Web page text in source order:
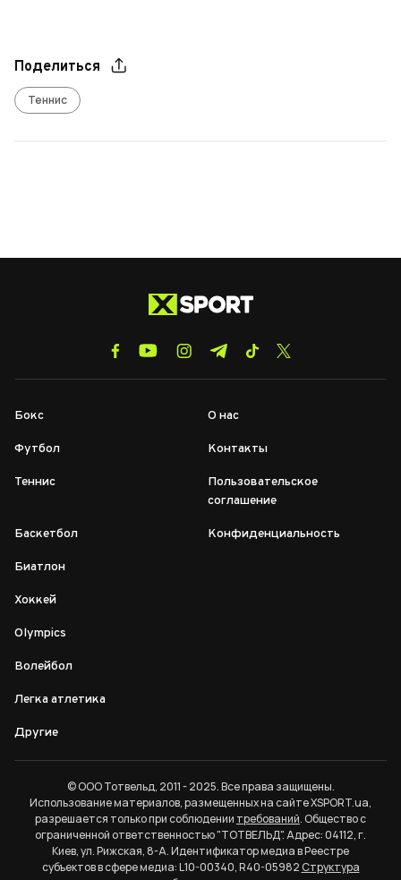
Поделиться
Теннис
Бокс
Футбол
Теннис
Баскетбол
Биатлон
Хоккей
Olympics
Волейбол
Легка атлетика
Другие
О нас
Контакты
Пользовательское
соглашение
Конфиденциальность
© ООО Тотвельд, 2011 - 2025. Все права защищены.
Использование материалов, размещенных на сайте XSPORT.ua,
разрешается только при соблюдении требований. Общество с
ограниченной ответственностью "ТОТВЕЛЬД". Адрес: 04112, г.
Киев, ул. Рижская, 8-А. Идентификатор медиа в Реестре
субъектов в сфере медиа: L10-00340, R40-05982Структура